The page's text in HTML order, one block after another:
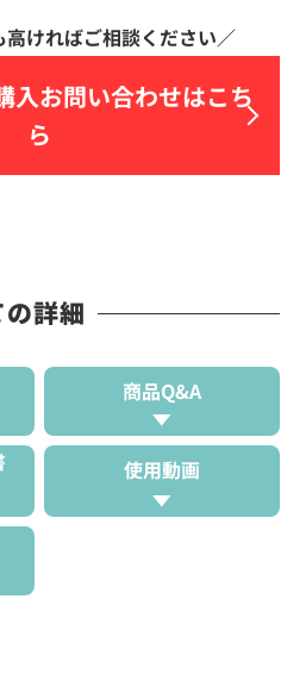
入お問い合わせはこち
ら
詳細
商品Q&A
使用動画